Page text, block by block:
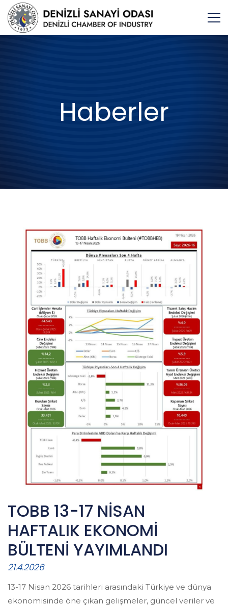
Haberler
TOBB 13-17 NİSAN
HAFTALIK EKONOMİ
BÜLTENİ YAYIMLANDI
21.4.2026
13-17 Nisan 2026 tarihleri arasındaki Türkiye ve dünya
ekonomisinde öne çıkan gelişmeler, güncel veriler ve